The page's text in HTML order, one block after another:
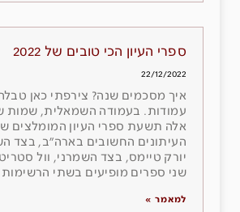
ספרי העיון הכי טובים של 2022
22/12/2022
איך מסכמים שנה? צירפתי כאן
עמודות. בעמודה השמאלית, שמות
אלה תשעת ספרי העיון המומלצים
העיתונים החשובים בארה״ב, בצד
יורק טיימס, בצד השמרני, וול סטריט
שני ספרים מופיעים בשתי הרשימות
למאמר »